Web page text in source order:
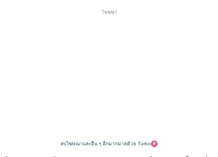
โฆษณา
ลบโฆษณาและอื่น ๆ อีกมากมายด้วย Turbo